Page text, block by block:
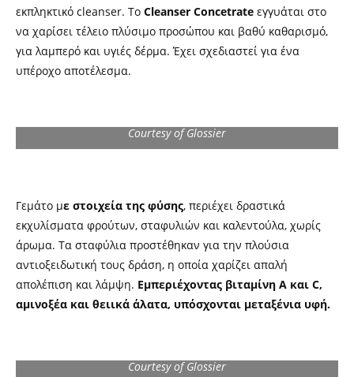
εκπληκτικό cleanser. Το Cleanser Concetrate εγγυάται στο
να χαρίσει τέλειο πλύσιμο προσώπου και βαθύ καθαρισμό,
για λαμπερό και υγιές δέρμα. Έχει σχεδιαστεί για ένα
υπέροχο αποτέλεσμα.
Courtesy of Glossier
Γεμάτο με στοιχεία της φύσης, περιέχει δραστικά
εκχυλίσματα φρούτων, σταφυλιών και καλεντούλα, χωρίς
άρωμα. Τα σταφύλια προστέθηκαν για την πλούσια
αντιοξειδωτική τους δράση, η οποία χαρίζει απαλή
απολέπιση και λάμψη. Εμπεριέχοντας βιταμίνη Α και C,
αμινοξέα και θειικά άλατα, υπόσχονται μεταξένια υφή.
Courtesy of Glossier